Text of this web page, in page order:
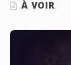
À VOIR